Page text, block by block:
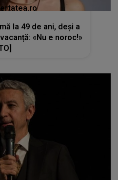
la 49 de ani, deși a
«Nu e noroc!»